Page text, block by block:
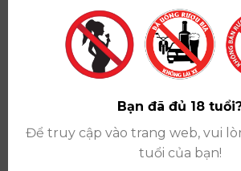
: Khu 6, Xã Hoài Đức, Thành
Showroom: Số 09 Phố Liễu Giai,
Thành Phố Hà Nội
Giấy ĐKKD số: 0102751615 do Sở
Phố Hà Nội cấp lần đầu ngày 07/05/
thay đổi lần thứ 17 ngày 06/08/2025
Giấy phép Phân Phối Rượu số :
Công Thương cấp ngày 14/11/2022
Bạn đã đủ 18
Để truy cập vào trang web, vui
tuổi của bạn!